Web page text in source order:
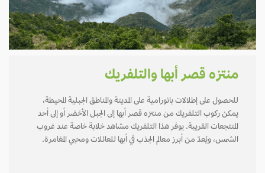
منتزه قصر أبها والتلفريك
للحصول على إطلالات بانورامية على المدينة والمناطق الجبلية المحيطة،
يمكن ركوب التلفريك من منتزه قصر أبها إلى الجبل الأخضر أو إلى أحد
المنتجعات القريبة. يوفر هذا التلفريك مشاهد خلابة خاصة عند غروب
الشمس، ويُعدّ من أبرز معالم الجذب في أبها للعائلات ومحبي المغامرة.